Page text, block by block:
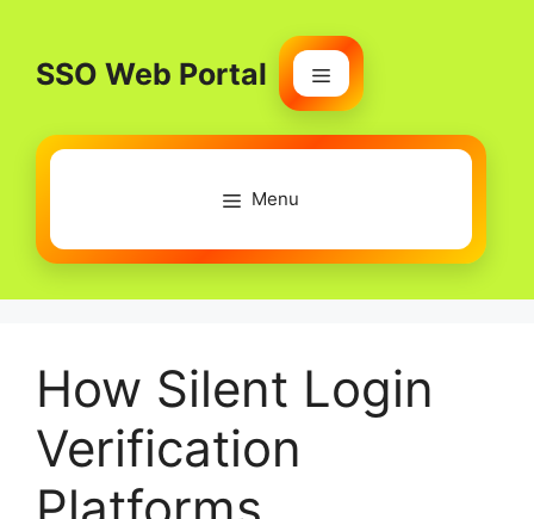
contentSSO Web Portal
Menu
Menu
How Silent Login
Verification